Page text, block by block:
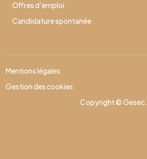
Offres d’emploi
Candidature spontanée
Copyright © Gesec.
Mentions légales
Gestion des cookies